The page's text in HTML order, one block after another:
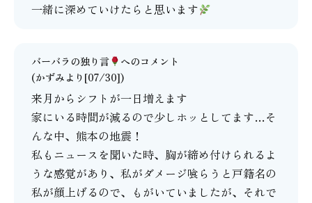
一緒に深めていけたらと思います
バーバラの独り言
へのコメント
(かずみより[07/30])
来月からシフトが一日増えます
家にいる時間が減るので少しホッとしてます…そ
んな中、熊本の地震！
私もニュースを聞いた時、胸が締め付けられるよ
うな感覚があり、私がダメージ喰らうと戸籍名の
私が顔上げるので、もがいていましたが、それで